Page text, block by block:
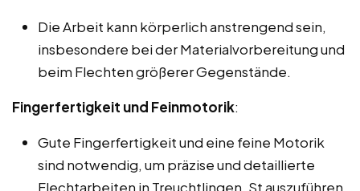
Die Arbeit kann körperlich anstrengend sein,
insbesondere bei der Materialvorbereitung und
beim Flechten größerer Gegenstände.
Fingerfertigkeit und Feinmotorik:
Gute Fingerfertigkeit und eine feine Motorik
sind notwendig, um präzise und detaillierte
Flechtarbeiten in Treuchtlingen, St auszuführen.